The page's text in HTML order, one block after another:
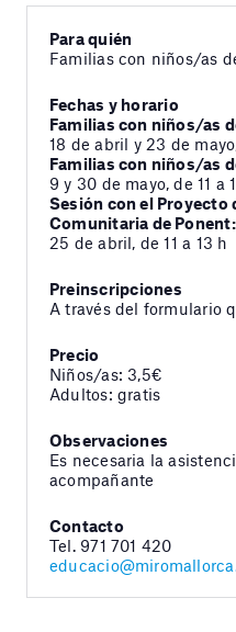
Para quién
Familias con niños/as
Fechas y horario
Familias con niños/as
18 de abril y 23 de
Familias con niños/as
9 y 30 de mayo, de 11 a
Sesión con el Proyecto
Comunitaria de Ponent:
25 de abril, de 11 a 13 h
Preinscripciones
A través del formulario
Precio
Niños/as: 3,5€
Adultos: gratis
Observaciones
Es necesaria la
acompañante
Contacto
Tel. 971 701 420